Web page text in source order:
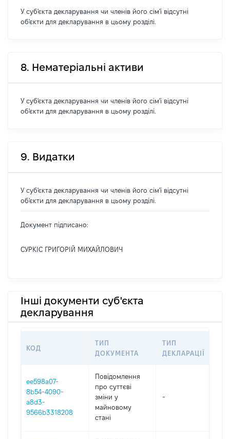
У суб'єкта декларування чи членів його сім'ї відсутні
об'єкти для декларування в цьому розділі.
8. Нематеріальні активи
У суб'єкта декларування чи членів його сім'ї відсутні
об'єкти для декларування в цьому розділі.
9. Видатки
У суб'єкта декларування чи членів його сім'ї відсутні
об'єкти для декларування в цьому розділі.
Документ підписано:
СУРКІС ГРИГОРІЙ МИХАЙЛОВИЧ
Інші документи суб'єкта
декларування
КОД
ТИП
ДОКУМЕНТА
ТИП
ДЕКЛАРАЦІЇ
ee598a07-
8b54-4090-
a8d3-
9566b3318208
Повідомлення
про суттєві
зміни y
майновому
стані
-